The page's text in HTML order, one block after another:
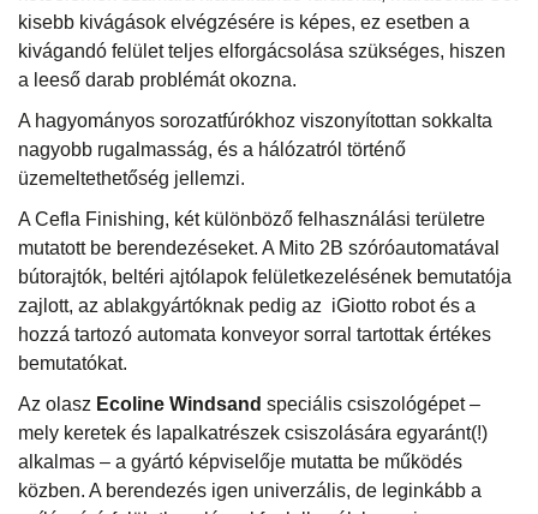
kisebb kivágások elvégzésére is képes, ez esetben a
kivágandó felület teljes elforgácsolása szükséges, hiszen
a leeső darab problémát okozna.
A hagyományos sorozatfúrókhoz viszonyítottan sokkalta
nagyobb rugalmasság, és a hálózatról történő
üzemeltethetőség jellemzi.
A Cefla Finishing, két különböző felhasználási területre
mutatott be berendezéseket. A Mito 2B szóróautomatával
bútorajtók, beltéri ajtólapok felületkezelésének bemutatója
zajlott, az ablakgyártóknak pedig az iGiotto robot és a
hozzá tartozó automata konveyor sorral tartottak értékes
bemutatókat.
Az olasz Ecoline Windsand speciális csiszológépet –
mely keretek és lapalkatrészek csiszolására egyaránt(!)
alkalmas – a gyártó képviselője mutatta be működés
közben. A berendezés igen univerzális, de leginkább a